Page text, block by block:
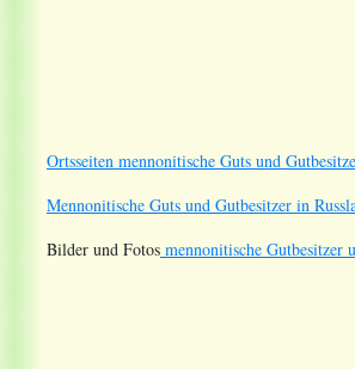
Ortsseiten mennonitische Guts und
Mennonitische Guts und Gutbesitzer in
Bilder und Fotos mennonitische Gutbesitzer